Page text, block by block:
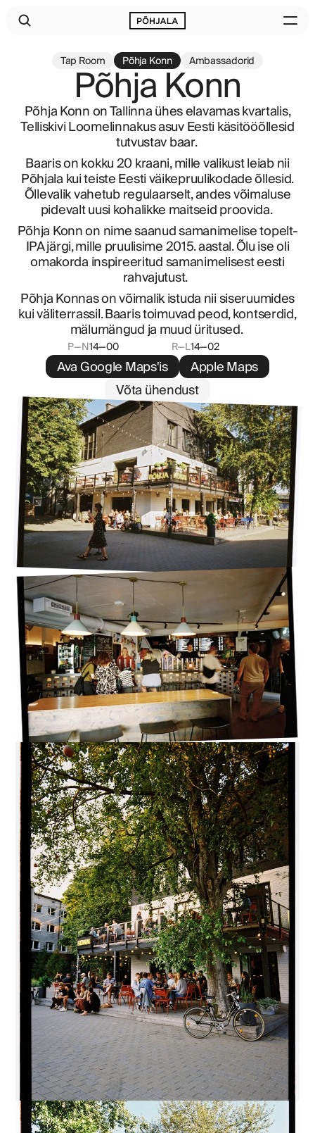
Tap Room Põhja Konn Ambassadorid
Põhja Konn
Põhja Konn on Tallinna ühes elavamas kvartalis,
Telliskivi Loomelinnakus asuv Eesti käsitööõllesid
tutvustav baar.
Baaris on kokku 20 kraani, mille valikust leiab nii
Põhjala kui teiste Eesti väikepruulikodade õllesid.
Õllevalik vahetub regulaarselt, andes võimaluse
pidevalt uusi kohalikke maitseid proovida.
Põhja Konn on nime saanud samanimelise topelt-
IPA järgi, mille pruulisime 2015. aastal. Õlu ise oli
omakorda inspireeritud samanimelisest eesti
rahvajutust.
Põhja Konnas on võimalik istuda nii siseruumides
kui väliterrassil. Baaris toimuvad peod, kontserdid,
mälumängud ja muud üritused.
P—N14—00 R—L14—02
Ava Google Maps'is
Apple Maps
Võta ühendust